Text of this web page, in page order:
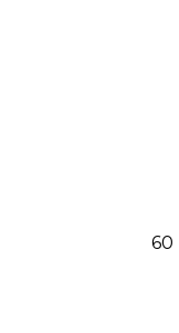
60